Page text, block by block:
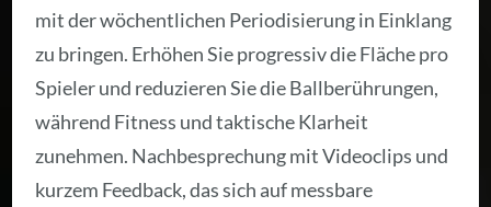
mit der wöchentlichen Periodisierung in Einklang
zu bringen. Erhöhen Sie progressiv die Fläche pro
Spieler und reduzieren Sie die Ballberührungen,
während Fitness und taktische Klarheit
zunehmen. Nachbesprechung mit Videoclips und
kurzem Feedback, das sich auf messbare